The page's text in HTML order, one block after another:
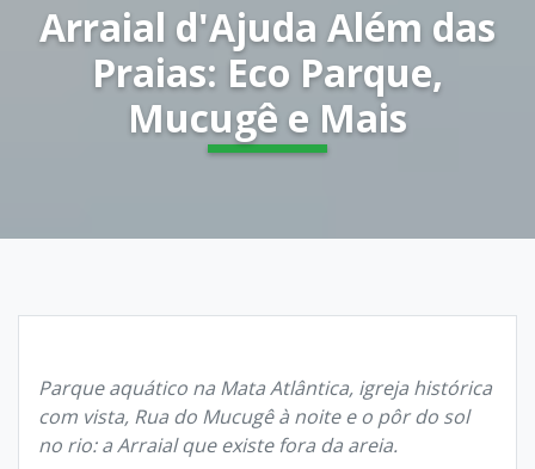
Arraial d'Ajuda Além das
Praias: Eco Parque,
Mucugê e Mais
Parque aquático na Mata Atlântica, igreja histórica
com vista, Rua do Mucugê à noite e o pôr do sol
no rio: a Arraial que existe fora da areia.